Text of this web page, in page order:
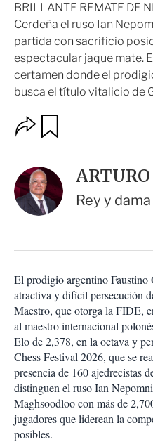
BRILLANTE REMATE DE
Cerdeña el ruso Ian
partida con sacrificio
espectacular jaque mate.
certamen donde el
busca el título vitalicio de
O
p
o
n
e
s
c
m
p
a
t
i
r
a
r
Rey y dama
El prodigio argentino Faustino
atractiva y difícil persecución
Maestro, que otorga la FIDE,
al maestro internacional
Elo de 2,378, en la octava y
Chess Festival 2026, que se
presencia de 160 ajedrecistas
distinguen el ruso Ian
Maghsoodloo con más de
jugadores que liderean la
posibles.